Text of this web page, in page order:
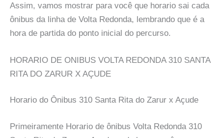
Assim, vamos mostrar para você que horario sai cada
ônibus da linha de Volta Redonda, lembrando que é a
hora de partida do ponto inicial do percurso.
HORARIO DE ONIBUS VOLTA REDONDA 310 SANTA
RITA DO ZARUR X AÇUDE
Horario do Ônibus 310 Santa Rita do Zarur x Açude
Primeiramente Horario de ônibus Volta Redonda 310